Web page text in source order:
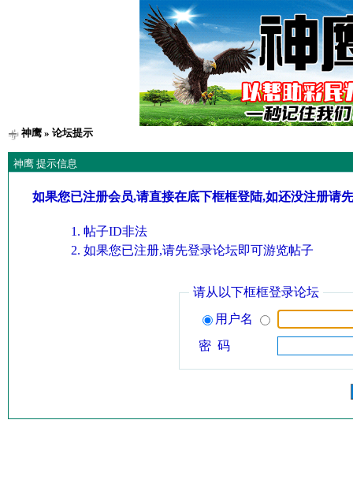
神鹰» 论坛提示
神鹰 提示信息
如果您已注册会员,请直接在底下框框登陆,如还没注册请
帖子ID非法
如果您已注册,请先登录论坛即可游览帖子
请从以下框框登录论坛
用户名
密 码